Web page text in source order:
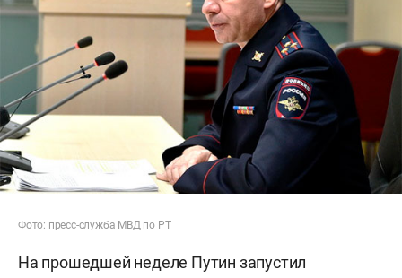
Фото: пресс-служба МВД по РТ
На прошедшей неделе Путин запустил